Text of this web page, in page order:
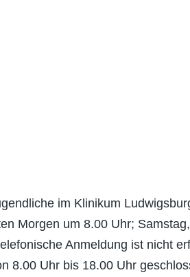
im Klinikum
Morgen um 8.00 Uhr;
Anmeldung ist nicht
8.00 Uhr bis 18.00 Uhr